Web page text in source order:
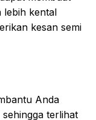
lebih kental
kesan semi
Anda
terlihat